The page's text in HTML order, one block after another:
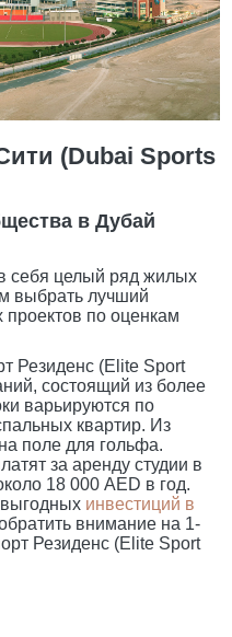
(Dubai Sports
в Дубай
себя целый ряд жилых
выбрать лучший
проектов по оценкам
Резиденс (Elite Sport
состоящий из более
варьируются по
квартир. Из
поле для гольфа.
за аренду студии в
18 000 AED в год.
инвестиций в
внимание на 1-
Резиденс (Elite Sport